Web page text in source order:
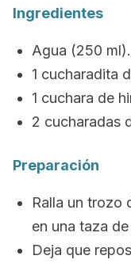
Ingredientes
Agua (250 ml).
1 cucharadita
1 cuchara de
2 cucharadas
Preparación
Ralla un trozo
en una taza
Deja que